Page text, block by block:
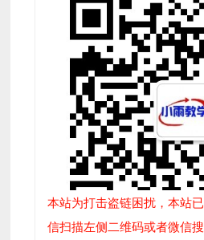
本站为打击盗链困扰，本站
信扫描左侧二维码或者微信